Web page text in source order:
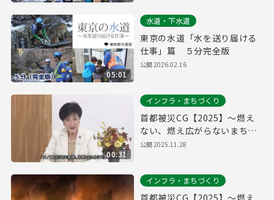
05:01
水道・下水道
東京の水道「水を送り届ける
仕事」篇 ５分完全版
公開2026.02.16
00:31
インフラ・まちづくり
首都被災CG【2025】～燃え
ない、燃え広がらないまちへ
～
公開2025.11.28
インフラ・まちづくり
首都被災CG【2025】～燃え